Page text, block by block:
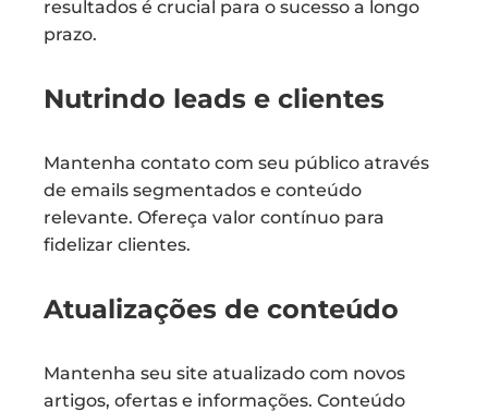
resultados é crucial para o sucesso a longo
prazo.
Nutrindo leads e clientes
Mantenha contato com seu público através
de emails segmentados e conteúdo
relevante. Ofereça valor contínuo para
fidelizar clientes.
Atualizações de conteúdo
Mantenha seu site atualizado com novos
artigos, ofertas e informações. Conteúdo